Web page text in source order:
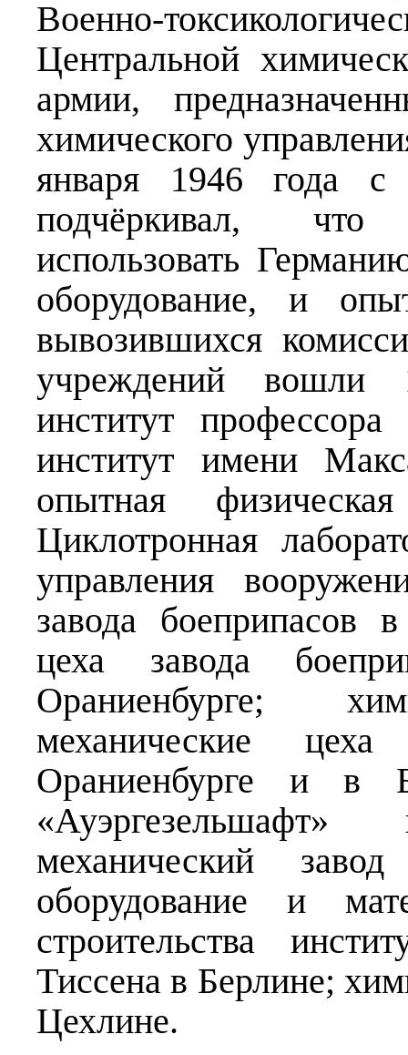
Военно-
Центральной
армии,
химического
января 1946 года
подчёркивал, что
использовать
оборудование, и
вывозившихся
учреждений вошли
институт
институт имени
опытная
Циклотронная
управления
завода боеприпасов
цеха завода
Ораниенбурге;
механические
Ораниенбурге и в
механический
оборудование и
строительства
Тиссена в Берлине;
Цехлине.